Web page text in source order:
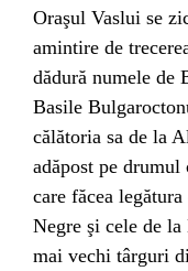
Oraşul Vaslui se
amintire de
dădură numele de
Basile
călătoria sa de la
adăpost pe
care făcea
Negre şi cele de
mai vechi târguri